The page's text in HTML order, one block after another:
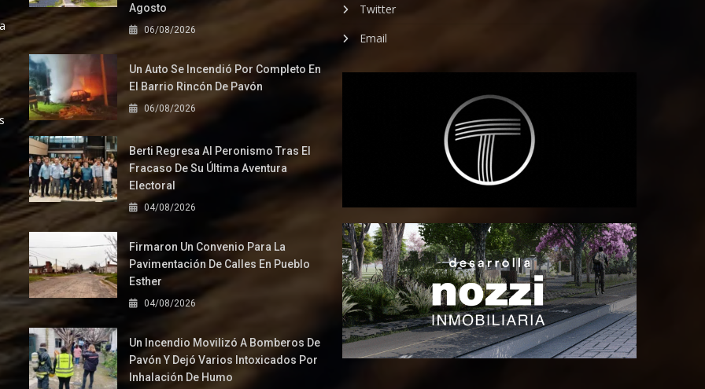
Agosto
06/08/2026
Un Auto Se Incendió Por Completo En
El Barrio Rincón De Pavón
06/08/2026
Berti Regresa Al Peronismo Tras El
Fracaso De Su Última Aventura
Electoral
04/08/2026
Firmaron Un Convenio Para La
Pavimentación De Calles En Pueblo
Esther
04/08/2026
Un Incendio Movilizó A Bomberos De
Pavón Y Dejó Varios Intoxicados Por
Inhalación De Humo
Twitter
Email